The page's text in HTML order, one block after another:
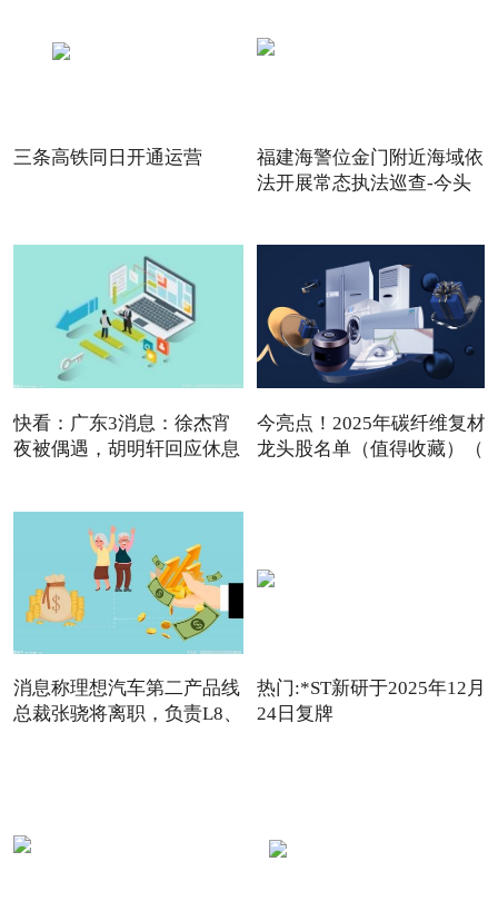
三条高铁同日开通运营
福建海警位金门附近海域依
法开展常态执法巡查-今头
快看：广东3消息：徐杰宵
夜被偶遇，胡明轩回应休息
今亮点！2025年碳纤维复材
龙头股名单（值得收藏）（
消息称理想汽车第二产品线
总裁张骁将离职，负责L8、
热门:*ST新研于2025年12月
24日复牌